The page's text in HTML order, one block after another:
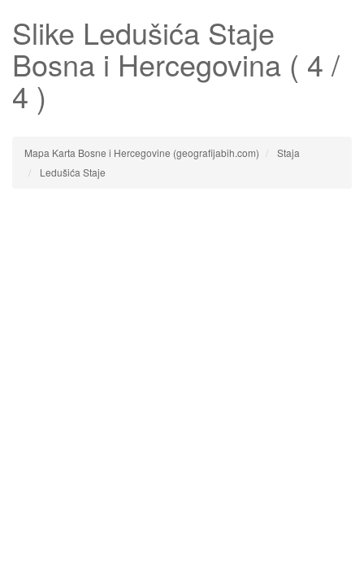
Slike Ledušića Staje
Bosna i Hercegovina ( 4 /
4 )
Mapa Karta Bosne i Hercegovine (geografijabih.com)
Staja
Ledušića Staje